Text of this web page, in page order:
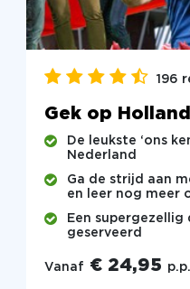
196
Gek op
De leukste ‘ons
Nederland
Ga de strijd aan
en leer nog meer
Een supergezellig
geserveerd
Vanaf € 24,95 p.p.